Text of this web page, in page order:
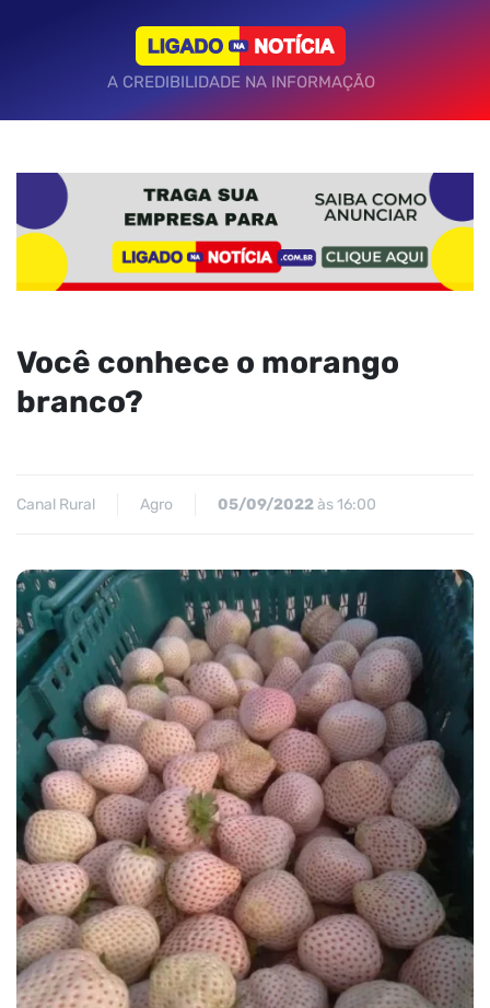
A CREDIBILIDADE NA INFORMAÇÃO
Você conhece o morango
branco?
Canal Rural Agro 05/09/2022às 16:00